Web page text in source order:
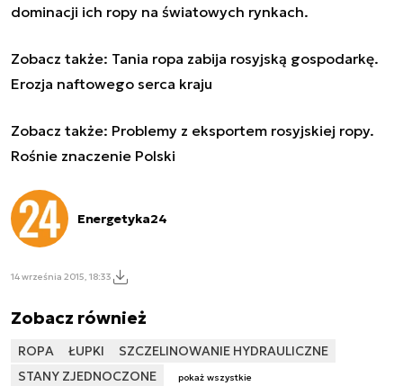
dominacji ich ropy na światowych rynkach.
Zobacz także: Tania ropa zabija rosyjską gospodarkę.
Erozja naftowego serca kraju
Zobacz także: Problemy z eksportem rosyjskiej ropy.
Rośnie znaczenie Polski
Energetyka24
14 września 2015, 18:33
Zobacz również
ROPA ŁUPKI
SZCZELINOWANIE HYDRAULICZNE
STANY ZJEDNOCZONE
pokaż wszystkie